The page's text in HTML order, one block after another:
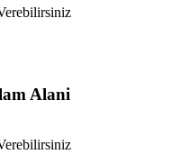
Alani